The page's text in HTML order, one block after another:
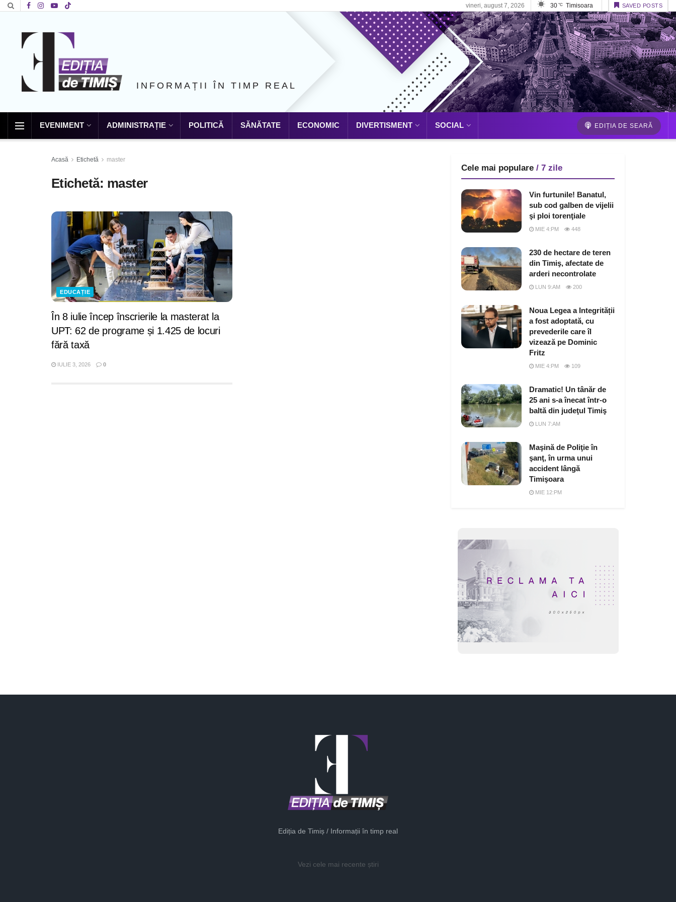
vineri, august 7, 2026 30 °C Timisoara SAVED POSTS
INFORMAȚII ÎN TIMP REAL
EVENIMENT ADMINISTRAȚIE POLITICĂ SĂNĂTATE ECONOMIC DIVERTISMENT SOCIAL EDIȚIA DE SEARĂ
Acasă Etichetă master
Etichetă: master
EDUCAȚIE
În 8 iulie încep înscrierile la masterat la
UPT: 62 de programe și 1.425 de locuri
fără taxă
IULIE 3, 2026 0
Cele mai populare / 7 zile
Vin furtunile! Banatul,
sub cod galben de vijelii
şi ploi torenţiale
MIE 4:PM 448
230 de hectare de teren
din Timiş, afectate de
arderi necontrolate
LUN 9:AM 200
Noua Legea a Integrității
a fost adoptată, cu
prevederile care îl
vizează pe Dominic
Fritz
MIE 4:PM 109
Dramatic! Un tânăr de
25 ani s-a înecat într-o
baltă din judeţul Timiş
LUN 7:AM
Maşină de Poliţie în
şanţ, în urma unui
accident lângă
Timişoara
MIE 12:PM
Ediția de Timiș / Informații în timp real
Vezi cele mai recente știri